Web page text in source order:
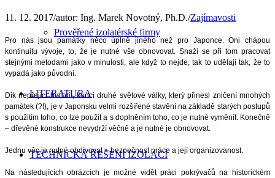
Prověřené izolatérské firmy
LITERATURA
TECHNICKÁ ŘEŠENÍ IZOLACÍ
11. 12. 2017/autor: Ing. Marek Novotný, Ph.D./Zajímavosti
Pro nás jsou památky něco úplně jiného než pro Japonce. Oni chápou
kontinuitu vývoje, to, že je nutné vše obnovovat. Snaží se při tom pracovat
stejnými metodami jako v minulosti, ale když to nejde, tak to udělají tak, že to
vypadá jako původní.
Dík nepřející historii, konci druhé světové války, který přinesl zničení mnohých
památek (?!), je v Japonsku velmi rozšířené stavění na základě starých postupů
s použitím toho, co lze použít a s doplněním toho, co je nutné vyměnit. Konečně
– dřevěné konstrukce nevydrží věčně a je nutné je obnovovat.
Jednu věc je nutné obdivovat – bezpečnost práce a její organizovanost.
Na následujících obrázcích je možné vidět práci pokrývačů na historickém